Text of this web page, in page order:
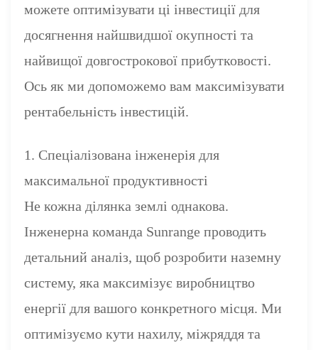
можете оптимізувати ці інвестиції для
досягнення найшвидшої окупності та
найвищої довгострокової прибутковості.
Ось як ми допоможемо вам максимізувати
рентабельність інвестицій.
1. Спеціалізована інженерія для
максимальної продуктивності
Не кожна ділянка землі однакова.
Інженерна команда Sunrange проводить
детальний аналіз, щоб розробити наземну
систему, яка максимізує виробництво
енергії для вашого конкретного місця. Ми
оптимізуємо кути нахилу, міжряддя та